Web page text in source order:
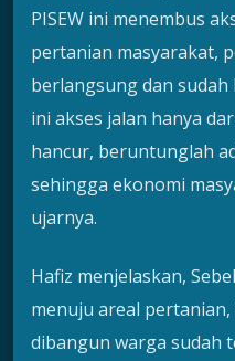
PISEW ini menembus
pertanian masyarakat,
berlangsung dan sudah
ini akses jalan hanya
hancur, beruntunglah
sehingga ekonomi
ujarnya.
Hafiz menjelaskan,
menuju areal
dibangun warga sudah